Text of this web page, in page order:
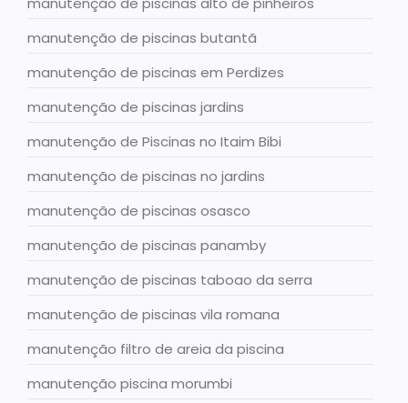
manutenção de piscinas butantã
manutenção de piscinas em Perdizes
manutenção de piscinas jardins
manutenção de Piscinas no Itaim Bibi
manutenção de piscinas no jardins
manutenção de piscinas osasco
manutenção de piscinas panamby
manutenção de piscinas taboao da serra
manutenção de piscinas vila romana
manutenção filtro de areia da piscina
manutenção piscina morumbi